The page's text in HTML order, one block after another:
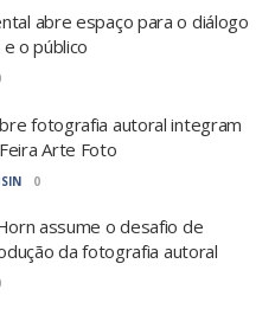
abre espaço para o diálogo
o público
fotografia autoral integram
Arte Foto
0
assume o desafio de
da fotografia autoral